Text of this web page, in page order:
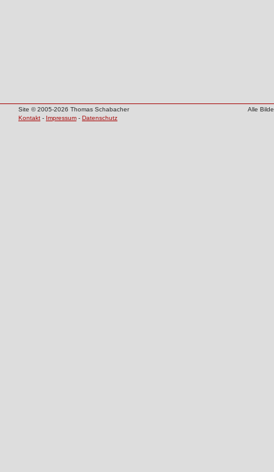
Site © 2005-2026 Thomas Schabacher
Alle
Kontakt - Impressum - Datenschutz